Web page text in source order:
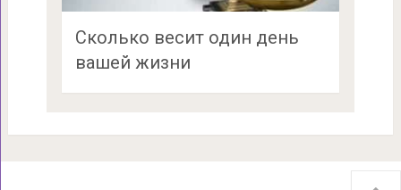
Сколько весит один день
вашей жизни